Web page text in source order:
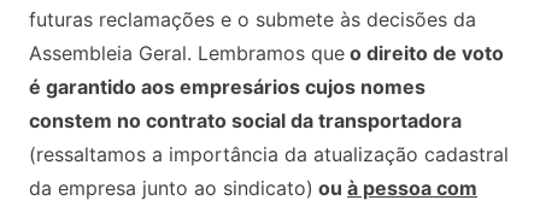
futuras reclamações e o submete às decisões da
Assembleia Geral. Lembramos que o direito de voto
é garantido aos empresários cujos nomes
constem no contrato social da transportadora
(ressaltamos a importância da atualização cadastral
da empresa junto ao sindicato) ou à pessoa com